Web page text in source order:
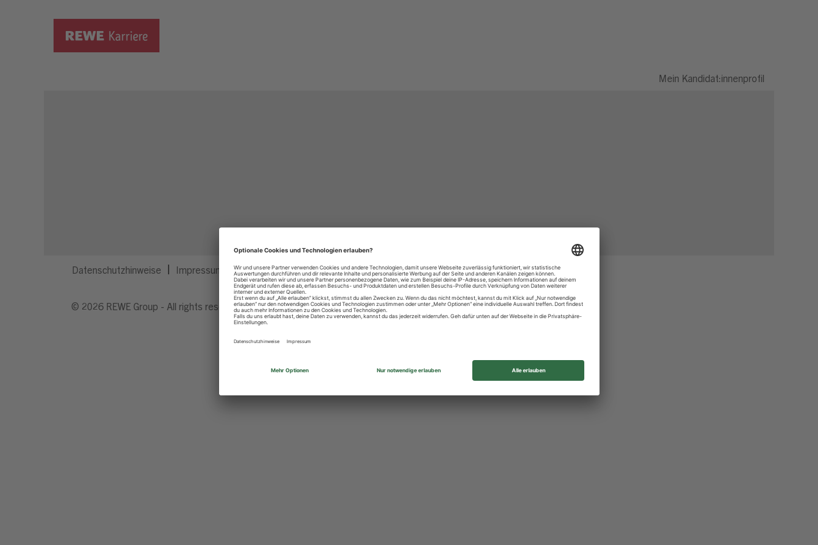
Mein Kandidat:innenprofil
Datenschutzhinweise Impressum Privatsphäre-Einstellungen
© 2026 REWE Group - All rights reserved